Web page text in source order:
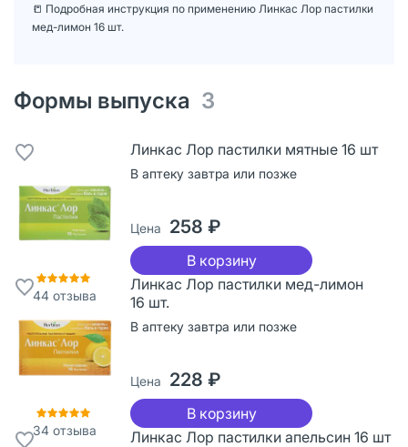
📒 Подробная инструкция по применению Линкас Лор пастилки
мед-лимон 16 шт.
Формы выпуска 3
44 отзыва
Линкас Лор пастилки мятные 16 шт
В аптеку завтра или позже
Цена 258 ₽
В корзину
34 отзыва
Линкас Лор пастилки мед-лимон
16 шт.
В аптеку завтра или позже
Цена 228 ₽
В корзину
Линкас Лор пастилки апельсин 16 шт